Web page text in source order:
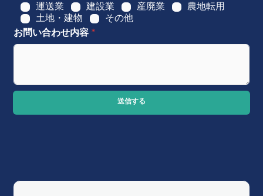
運送業
建設業 産廃業
農地転用
土地・建物
その他
お問い合わせ内容*
送信する